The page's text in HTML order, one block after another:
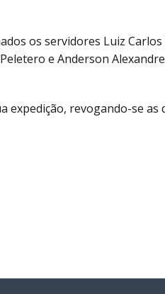
os servidores Luiz
e Anderson
revogando-se as